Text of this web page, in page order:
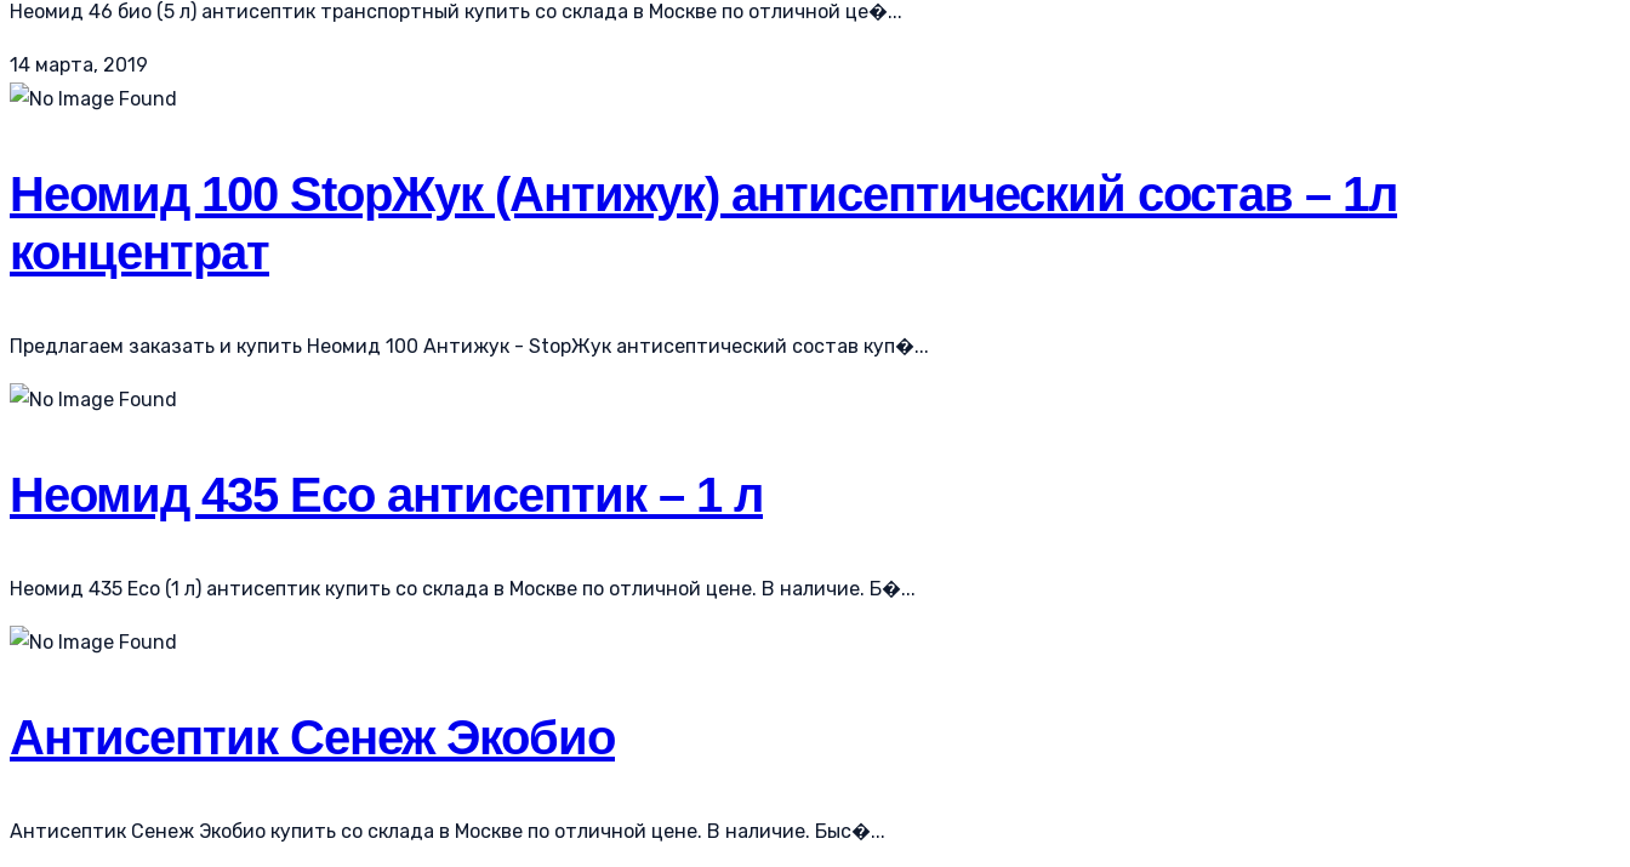
Неомид 46 био (5 л) антисептик транспортный купить со склада в Москве по отличной це�...
14 марта, 2019
Неомид 100 StopЖук (Антижук) антисептический состав – 1л
концентрат
Предлагаем заказать и купить Неомид 100 Антижук - StopЖук антисептический состав куп�...
Неомид 435 Eco антисептик – 1 л
Неомид 435 Eco (1 л) антисептик купить со склада в Москве по отличной цене. В наличие. Б�...
Антисептик Сенеж Экобио
Антисептик Сенеж Экобио купить со склада в Москве по отличной цене. В наличие. Быс�...